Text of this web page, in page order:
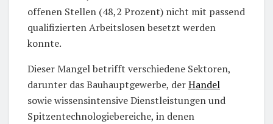
offenen Stellen (48,2 Prozent) nicht mit passend
qualifizierten Arbeitslosen besetzt werden
konnte.
Dieser Mangel betrifft verschiedene Sektoren,
darunter das Bauhauptgewerbe, derHandel
sowie wissensintensive Dienstleistungen und
Spitzentechnologiebereiche, in denen